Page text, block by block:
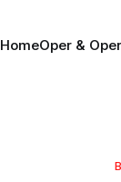
HomeOper &